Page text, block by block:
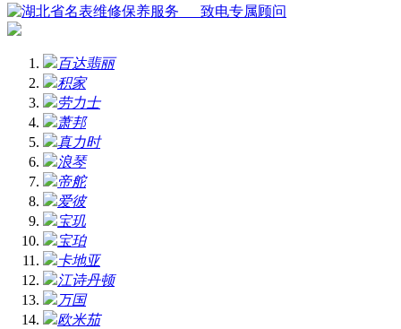
致电专属顾问
百达翡丽
积家
劳力士
萧邦
真力时
浪琴
帝舵
爱彼
宝玑
宝珀
卡地亚
江诗丹顿
万国
欧米茄